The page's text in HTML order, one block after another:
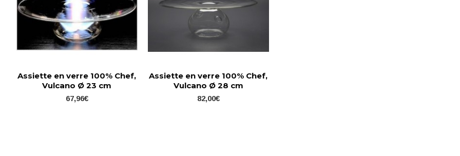
Assiette en verre 100% Chef,
Vulcano Ø 23 cm
67,96€
Assiette en verre 100% Chef,
Vulcano Ø 28 cm
82,00€